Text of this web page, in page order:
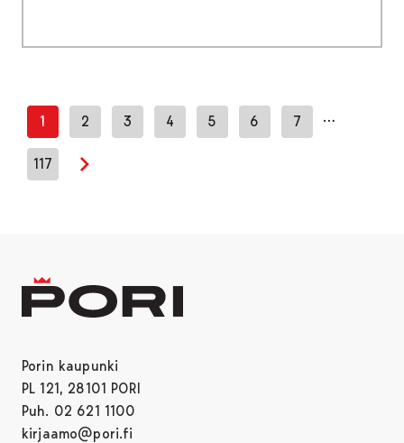
1 2 3 4 5 6 7 …
117
Porin kaupunki
PL 121, 28101 PORI
Puh. 02 621 1100
kirjaamo@pori.fi